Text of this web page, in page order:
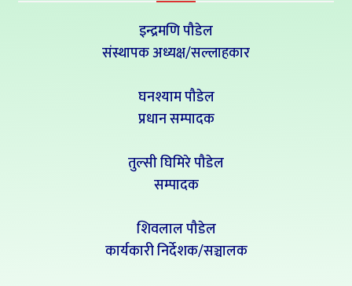
इन्द्रमणि पौडेल
संस्थापक अध्यक्ष/सल्लाहकार
घनश्याम पौडेल
प्रधान सम्पादक
तुल्सी घिमिरे पौडेल
सम्पादक
शिवलाल पौडेल
कार्यकारी निर्देशक/सञ्चालक